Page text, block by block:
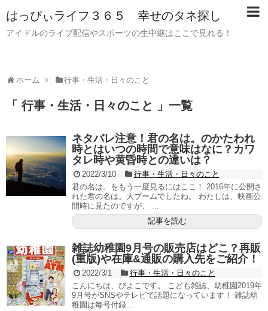
はっぴぃライフ３６５ 幸せのタネ探し
アイドルのライブ配信やスポーツの生中継はここで見れる！
ホーム 行事・生活・日々のこと
「 行事・生活・日々のこと 」一覧
ネタバレ注意！君の名は。のかたわれ
時とはいつの時間で意味はなに？カワ
タレ時や黄昏時との違いは？
2022/3/10
行事・生活・日々のこと
君の名は。をもう一度見るにはここ！ 2016年に公開さ
れた君の名は。大ブームでしたね。 わたしは、映画公
開時に見たのですが、 ...
記事を読む
雑誌幼稚園9月号の販売店はどこ？再販
(重版)や在庫&通販の購入先をご紹介！
2022/3/1
行事・生活・日々のこと
こんにちは、ぴよこです。 こども雑誌、幼稚園2019年
9月号がSNSやテレビで話題になっています！ 雑誌幼
稚園は毎号付録...